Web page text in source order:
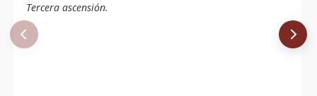
Tercera ascensión.